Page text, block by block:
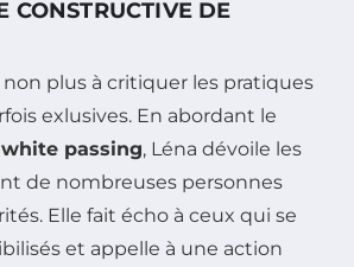
CONSTRUCTIVE DE
non plus à critiquer les pratiques
exlusives. En abordant le
white passing, Léna dévoile les
de nombreuses personnes
Elle fait écho à ceux qui se
et appelle à une action